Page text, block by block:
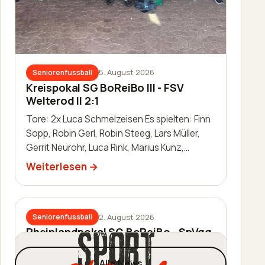
Seniorenfussball 5. August 2026
Kreispokal SG BoReiBo III - FSV
Welterod II 2:1
Tore: 2x Luca Schmelzeisen Es spielten: Finn
Sopp, Robin Gerl, Robin Steeg, Lars Müller,
Gerrit Neurohr, Luca Rink, Marius Kunz,
Manuel Häuser, Lukas Schleis,…
Weiterlesen
Seniorenfussball 2. August 2026
Rheinlandpokal SG BoReiBo - SpVgg.
EGC Wirges 1:2